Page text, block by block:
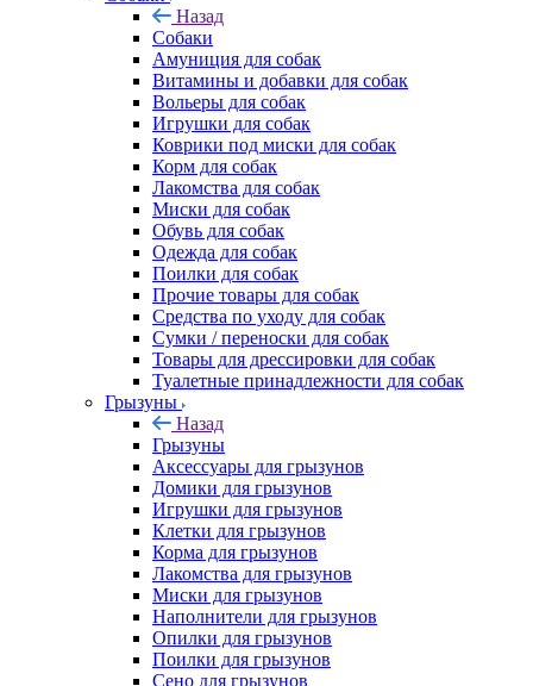
Назад
Собаки
Амуниция для собак
Витамины и добавки для собак
Вольеры для собак
Игрушки для собак
Коврики под миски для собак
Корм для собак
Лакомства для собак
Миски для собак
Обувь для собак
Одежда для собак
Поилки для собак
Прочие товары для собак
Средства по уходу для собак
Сумки / переноски для собак
Товары для дрессировки для собак
Туалетные принадлежности для собак
Грызуны
Назад
Грызуны
Аксессуары для грызунов
Домики для грызунов
Игрушки для грызунов
Клетки для грызунов
Корма для грызунов
Лакомства для грызунов
Миски для грызунов
Наполнители для грызунов
Опилки для грызунов
Поилки для грызунов
Сено для грызунов